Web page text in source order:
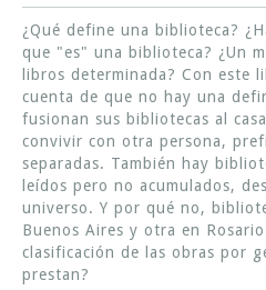
¿Qué define una biblioteca?
que "es" una biblioteca? ¿Un
libros determinada? Con este
cuenta de que no hay una
fusionan sus bibliotecas al
convivir con otra persona,
separadas. También hay
leídos pero no acumulados,
universo. Y por qué no,
Buenos Aires y otra en
clasificación de las obras por
prestan?